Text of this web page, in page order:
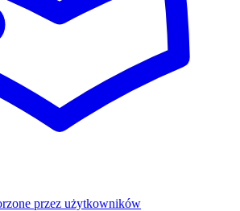
przez użytkowników